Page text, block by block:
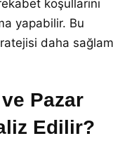
koşullarını
yapabilir. Bu
daha sağlam
Pazar
Edilir?